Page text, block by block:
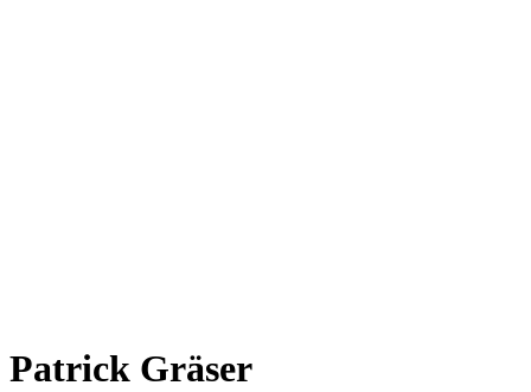
Patrick Gräser